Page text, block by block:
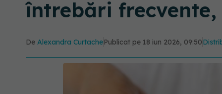
întrebări
De Alexandra CurtachePublicat pe 18 iun 2026, 09:50